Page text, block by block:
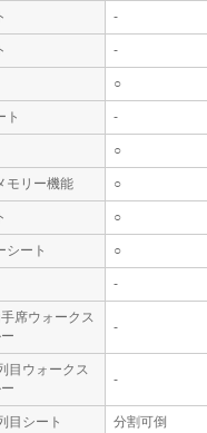
-
-
○
ト -
○
モリー機能 ○
○
シート ○
-
席ウォークス
-
目ウォークス
-
目シート 分割可倒